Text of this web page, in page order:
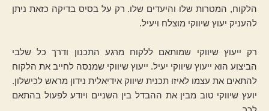
הלקוח, המטרות שלו והיעדים שלו. רק על בסיס בדיקה כזאת ניתן
להעניק יעוץ שיווקי מוצלח ויעיל.
רק ייעוץ שיווקי שמותאם ללקוח מרגע התכנון ודרך כל שלבי
הביצוע הוא ייעוץ שיווקי יעיל. ייעוץ שיווקי שמנסה לחייב את הלקוח
להתאים את עצמו לאיזו תכנית שיווק אידיאלית נידון מראש לכישלון.
יועץ שיווקי טוב מבין את ההבדל בין השניים ויודע לפעול בהתאם